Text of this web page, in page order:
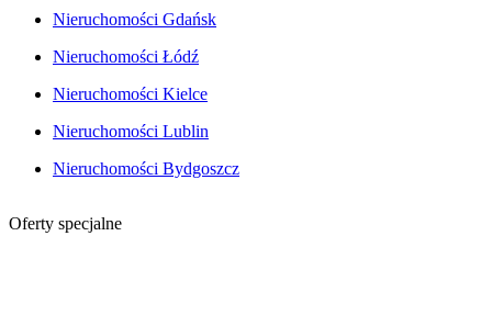
Nieruchomości Gdańsk
Nieruchomości Łódź
Nieruchomości Kielce
Nieruchomości Lublin
Nieruchomości Bydgoszcz
Oferty specjalne